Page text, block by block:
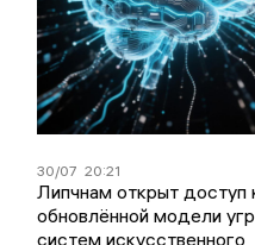
30/07 20:21
Липчнам открыт доступ
обновлённой модели
систем искусственного